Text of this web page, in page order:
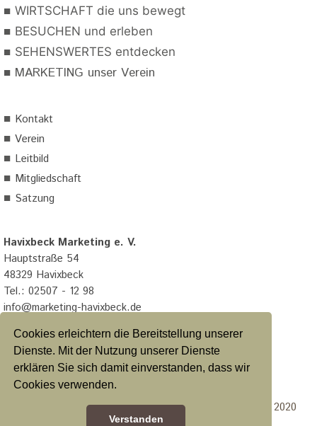
Cookies erleichtern die Bereitstellung unserer
Dienste. Mit der Nutzung unserer Dienste
erklären Sie sich damit einverstanden, dass wir
Cookies verwenden.
Verstanden
■ WIRTSCHAFT die uns bewegt
■ BESUCHEN und erleben
■ SEHENSWERTES entdecken
■ MARKETING unser Verein
■ Kontakt
■ Verein
■ Leitbild
■ Mitgliedschaft
■ Satzung
Havixbeck Marketing e. V.
Hauptstraße 54
48329 Havixbeck
Tel.: 02507 - 12 98
info@marketing-havixbeck.de
Konzeption & Design Calcanto Werbeagentur GmbH 2020
Datenschutzerklärung|Impressum|Satzung